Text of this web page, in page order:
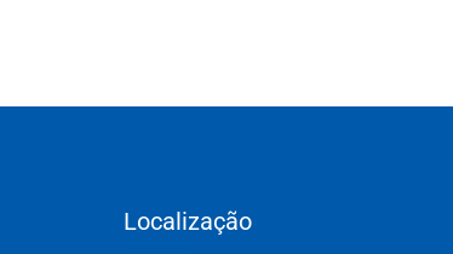
Localização